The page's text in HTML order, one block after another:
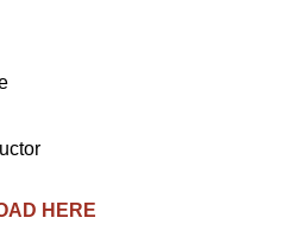
HERE